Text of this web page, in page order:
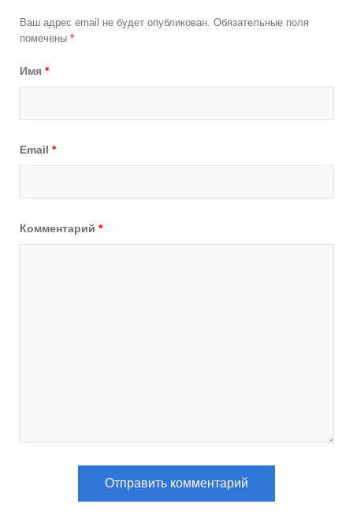
Ваш адрес email не будет опубликован. Обязательные поля
помечены *
Имя *
Email *
Комментарий *